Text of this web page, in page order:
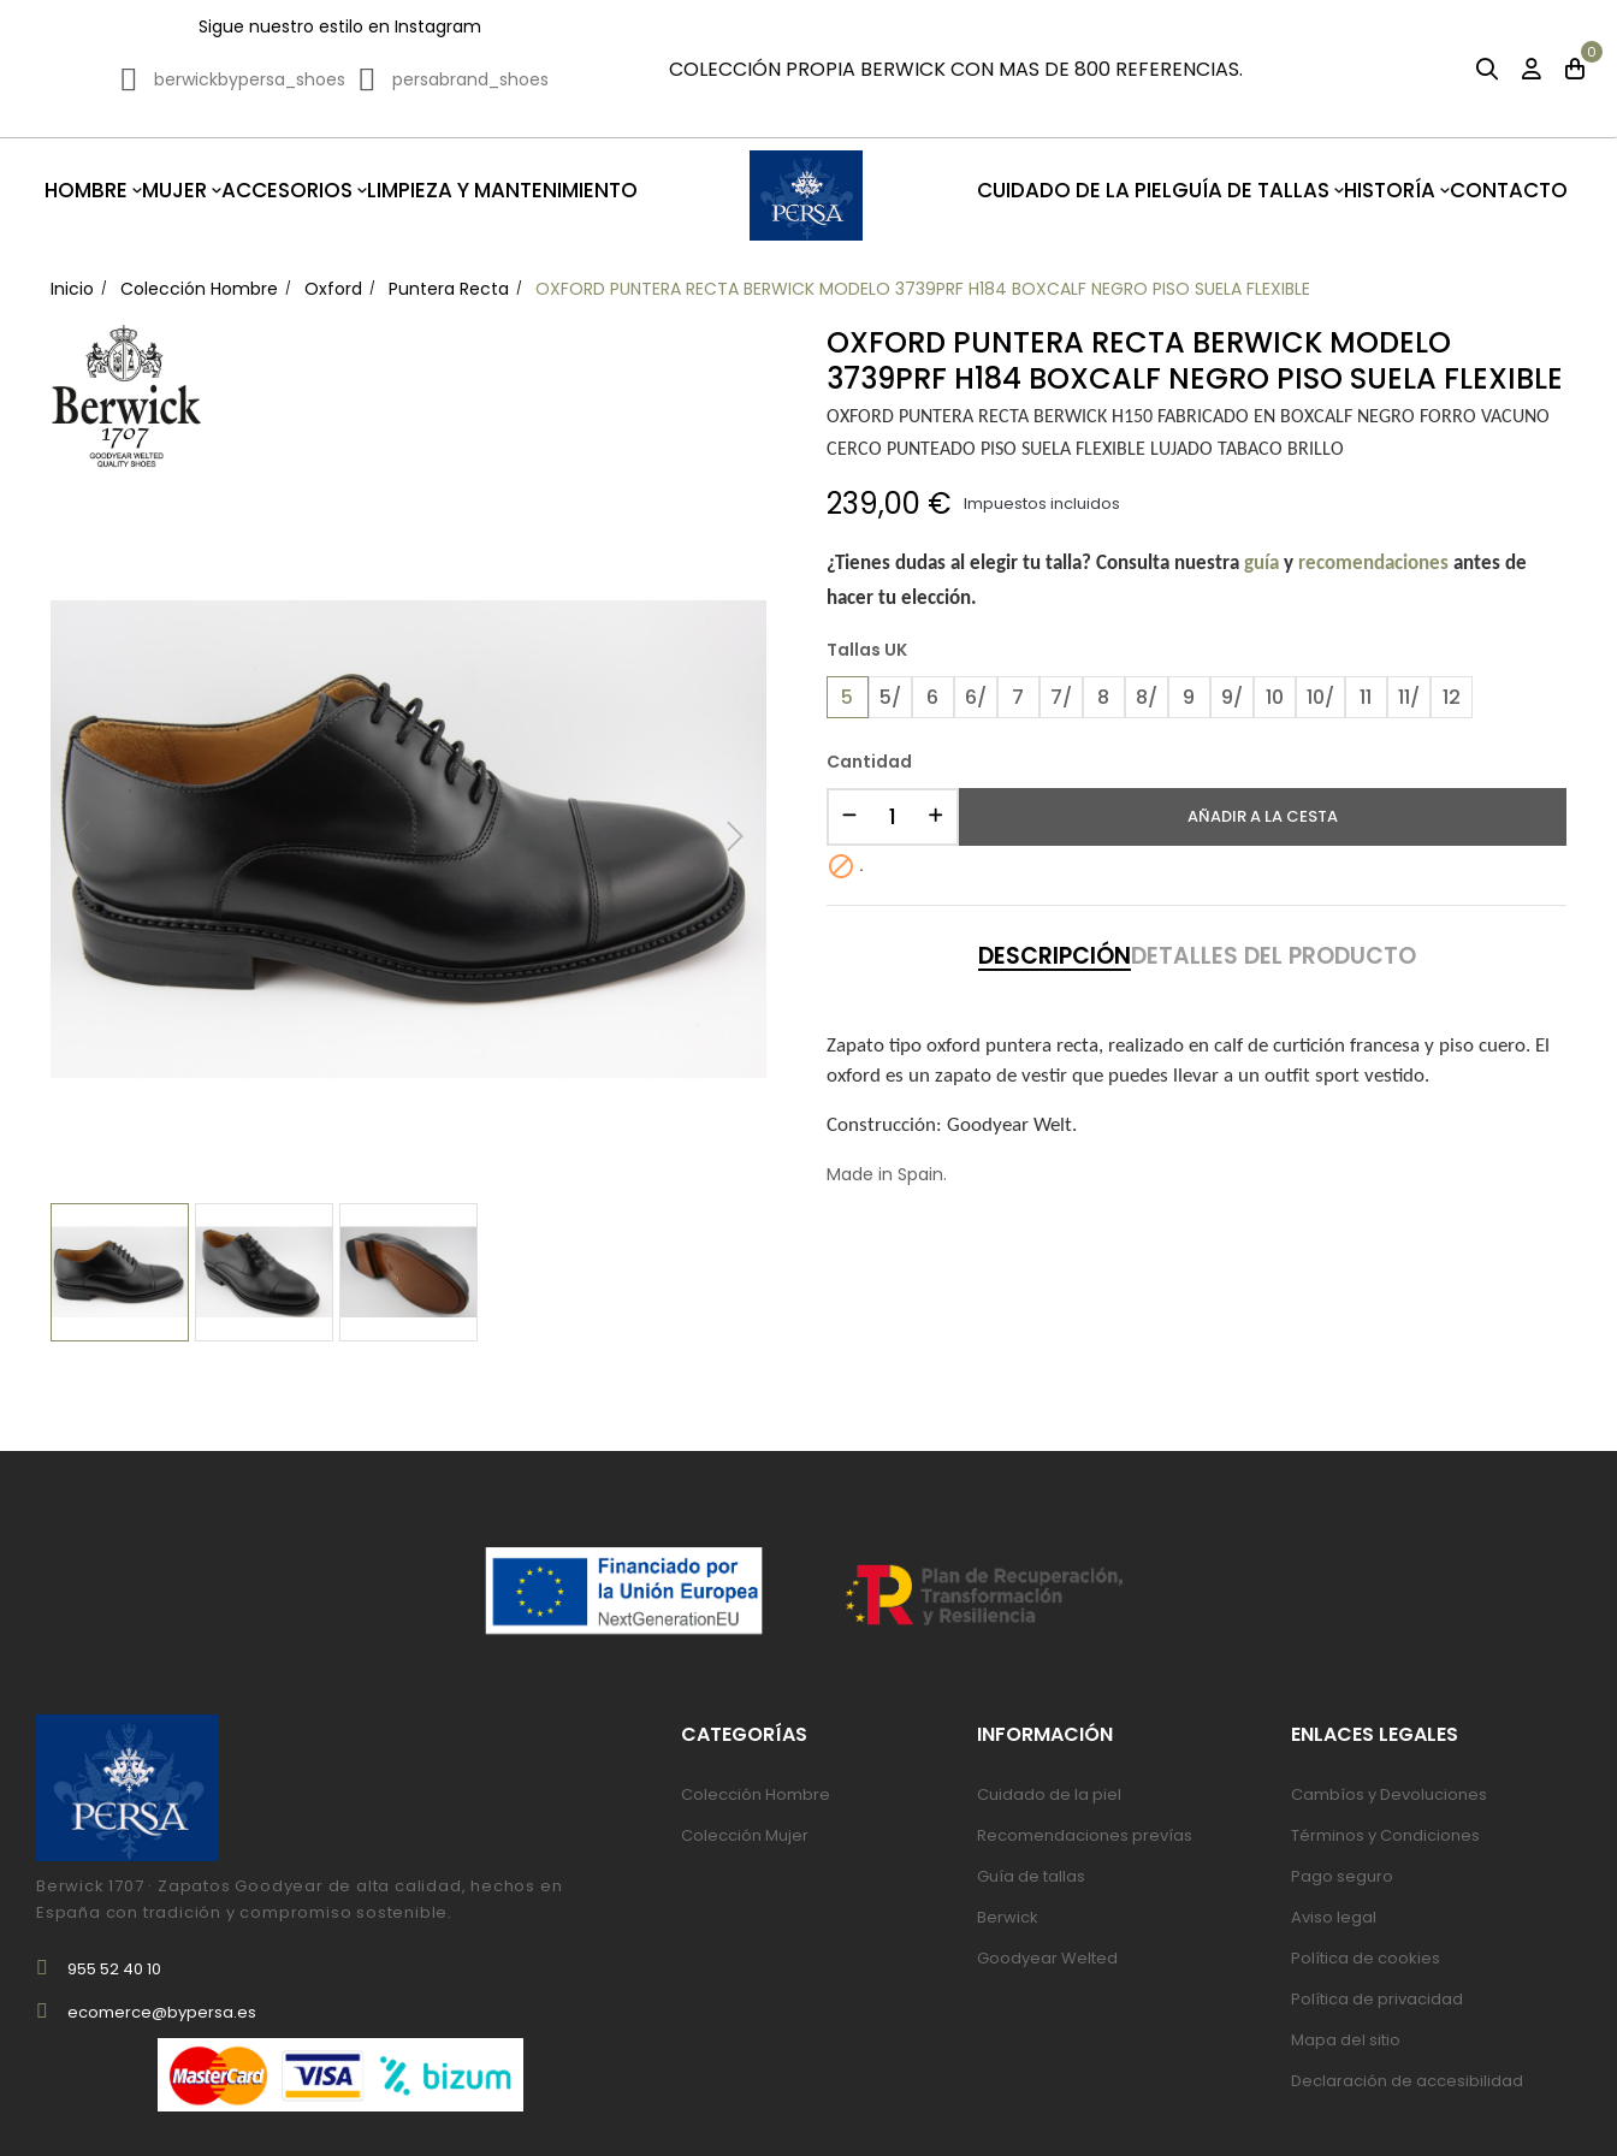
Sigue nuestro estilo en Instagram
berwickbypersa_shoes persabrand_shoes COLECCIÓN PROPIA BERWICK CON MAS DE 800 REFERENCIAS.
0
HOMBRE MUJER ACCESORIOS LIMPIEZA Y MANTENIMIENTO CUIDADO DE LA PIELGUÍA DE TALLAS HISTORÍA CONTACTO
Inicio Colección Hombre Oxford Puntera Recta OXFORD PUNTERA RECTA BERWICK MODELO 3739PRF H184 BOXCALF NEGRO PISO SUELA FLEXIBLE
OXFORD PUNTERA RECTA BERWICK MODELO
3739PRF H184 BOXCALF NEGRO PISO SUELA FLEXIBLE
OXFORD PUNTERA RECTA BERWICK H150 FABRICADO EN BOXCALF NEGRO FORRO VACUNO
CERCO PUNTEADO PISO SUELA FLEXIBLE LUJADO TABACO BRILLO
239,00 € Impuestos incluidos
¿Tienes dudas al elegir tu talla? Consulta nuestra guíay recomendacionesantes de
hacer tu elección.
Tallas UK
5 5/ 6 6/ 7 7/ 8 8/ 9 9/ 10 10/ 11 11/ 12
Cantidad
AÑADIR A LA CESTA
 .
DESCRIPCIÓNDETALLES DEL PRODUCTO
Zapato tipo oxford puntera recta, realizado en calf de curtición francesa y piso cuero. El
oxford es un zapato de vestir que puedes llevar a un outfit sport vestido.
Construcción: Goodyear Welt.
Made in Spain.
Berwick 1707 · Zapatos Goodyear de alta calidad, hechos en
España con tradición y compromiso sostenible.
955 52 40 10
ecomerce@bypersa.es
CATEGORÍAS
Colección Hombre
Colección Mujer
INFORMACIÓN
Cuidado de la piel
Recomendaciones prevías
Guía de tallas
Berwick
Goodyear Welted
ENLACES LEGALES
Cambíos y Devoluciones
Términos y Condiciones
Pago seguro
Aviso legal
Política de cookies
Política de privacidad
Mapa del sitio
Declaración de accesibilidad